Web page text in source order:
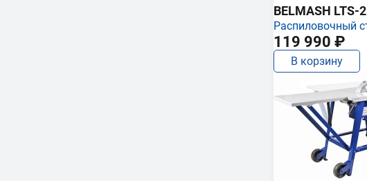
BELMASH LTS-
Распиловочный
119 990 ₽
В корзину